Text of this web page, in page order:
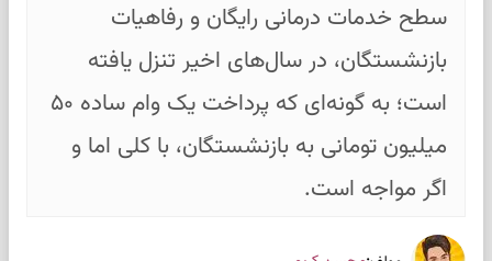
سطح خدمات درمانی رایگان و رفاهیات
بازنشستگان، در سال‌های اخیر تنزل یافته
است؛ به گونه‌ای که پرداخت یک وام ساده ۵۰
میلیون تومانی به بازنشستگان، با کلی اما و
اگر مواجه است.